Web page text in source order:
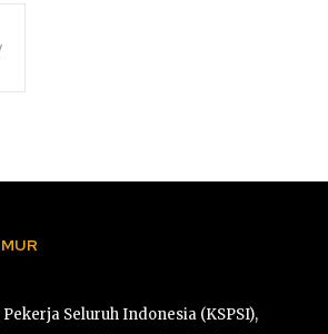
Seluruh Indonesia (KSPSI),